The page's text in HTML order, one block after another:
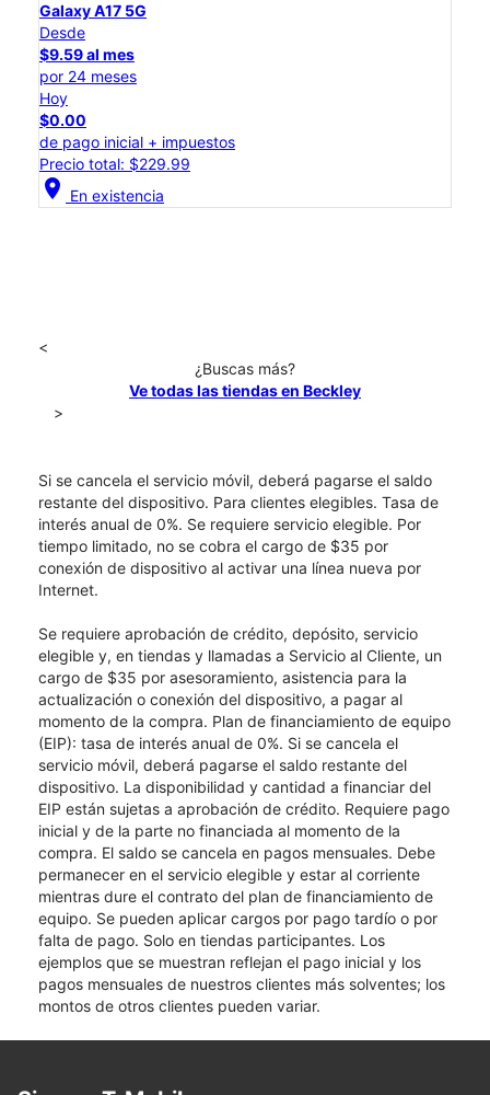
Galaxy A17 5G
Desde
$9.59 al mes
por 24 meses
Hoy
$0.00
de pago inicial + impuestos
Precio total: $229.99
location_on En existencia
<
¿Buscas más?
Ve todas las tiendas en Beckley
>
Si se cancela el servicio móvil, deberá pagarse el saldo
restante del dispositivo. Para clientes elegibles. Tasa de
interés anual de 0%. Se requiere servicio elegible. Por
tiempo limitado, no se cobra el cargo de $35 por
conexión de dispositivo al activar una línea nueva por
Internet.
Se requiere aprobación de crédito, depósito, servicio
elegible y, en tiendas y llamadas a Servicio al Cliente, un
cargo de $35 por asesoramiento, asistencia para la
actualización o conexión del dispositivo, a pagar al
momento de la compra. Plan de financiamiento de equipo
(EIP): tasa de interés anual de 0%. Si se cancela el
servicio móvil, deberá pagarse el saldo restante del
dispositivo. La disponibilidad y cantidad a financiar del
EIP están sujetas a aprobación de crédito. Requiere pago
inicial y de la parte no financiada al momento de la
compra. El saldo se cancela en pagos mensuales. Debe
permanecer en el servicio elegible y estar al corriente
mientras dure el contrato del plan de financiamiento de
equipo. Se pueden aplicar cargos por pago tardío o por
falta de pago. Solo en tiendas participantes. Los
ejemplos que se muestran reflejan el pago inicial y los
pagos mensuales de nuestros clientes más solventes; los
montos de otros clientes pueden variar.